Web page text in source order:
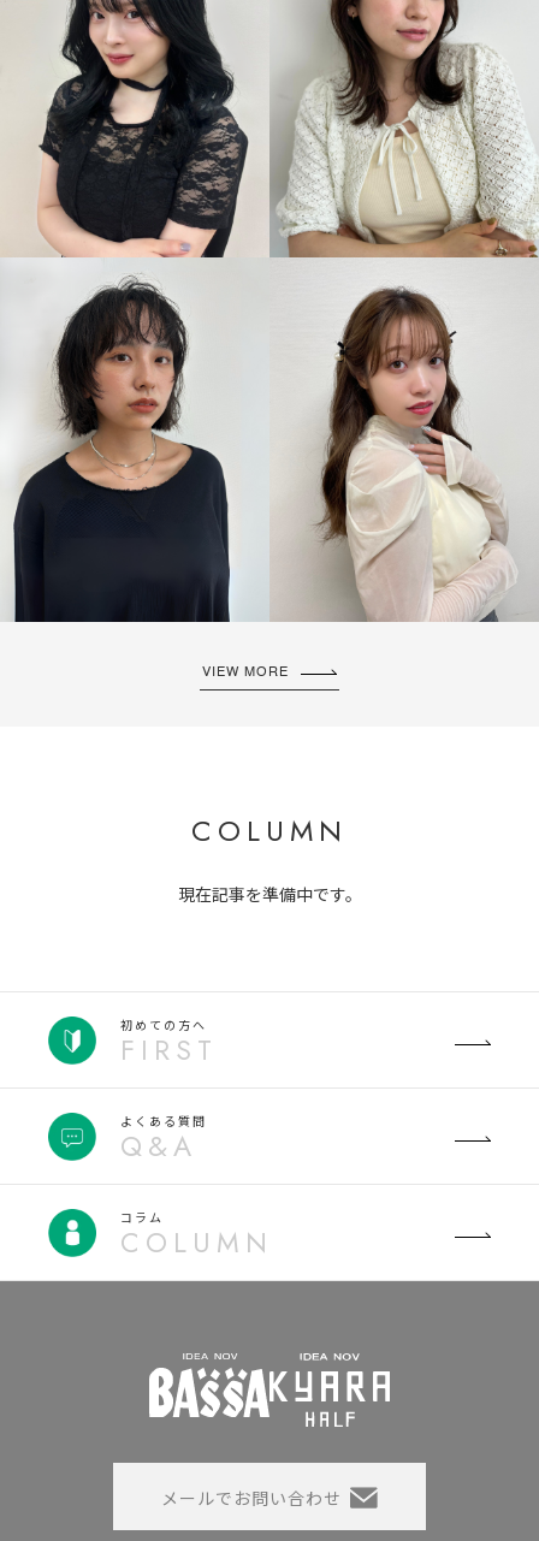
VIEW MORE
COLUMN
現在記事を準備中です。
初めての方へ
FIRST
よくある質問
Q&A
コラム
COLUMN
メールでお問い合わせ